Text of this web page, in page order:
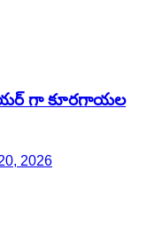
గా కూరగాయల
2026